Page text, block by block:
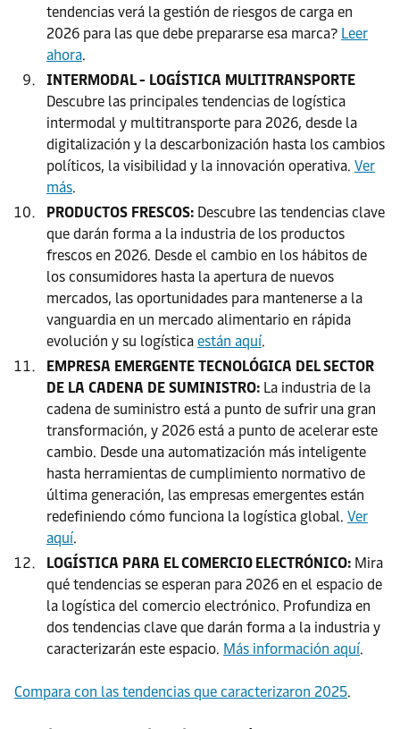
tendencias verá la gestión de riesgos de carga en
2026 para las que debe prepararse esa marca? Leer
ahora.
INTERMODAL - LOGÍSTICA MULTITRANSPORTE
Descubre las principales tendencias de logística
intermodal y multitransporte para 2026, desde la
digitalización y la descarbonización hasta los cambios
políticos, la visibilidad y la innovación operativa. Ver
más.
PRODUCTOS FRESCOS: Descubre las tendencias clave
que darán forma a la industria de los productos
frescos en 2026. Desde el cambio en los hábitos de
los consumidores hasta la apertura de nuevos
mercados, las oportunidades para mantenerse a la
vanguardia en un mercado alimentario en rápida
evolución y su logística están aquí.
EMPRESA EMERGENTE TECNOLÓGICA DEL SECTOR
DE LA CADENA DE SUMINISTRO: La industria de la
cadena de suministro está a punto de sufrir una gran
transformación, y 2026 está a punto de acelerar este
cambio. Desde una automatización más inteligente
hasta herramientas de cumplimiento normativo de
última generación, las empresas emergentes están
redefiniendo cómo funciona la logística global. Ver
aquí.
LOGÍSTICA PARA EL COMERCIO ELECTRÓNICO: Mira
qué tendencias se esperan para 2026 en el espacio de
la logística del comercio electrónico. Profundiza en
dos tendencias clave que darán forma a la industria y
caracterizarán este espacio. Más información aquí.
Compara con las tendencias que caracterizaron 2025.